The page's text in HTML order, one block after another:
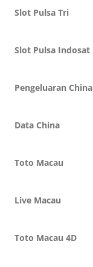
Slot Pulsa Tri
Slot Pulsa Indosat
Pengeluaran China
Data China
Toto Macau
Live Macau
Toto Macau 4D